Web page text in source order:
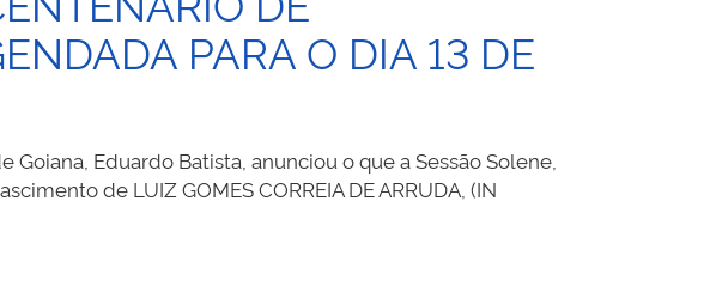
PARA O DIA 13 DE
Eduardo Batista, anunciou o que a Sessão Solene,
de LUIZ GOMES CORREIA DE ARRUDA, (IN